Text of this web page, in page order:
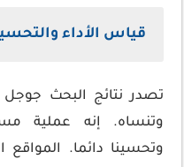
قياس الأداء
تصدر نتائج البحث
وتنساه. إنه عملية
وتحسينا دائما. المواقع